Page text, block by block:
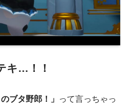
キ…！！
のブタ野郎！」 って言っちゃっ